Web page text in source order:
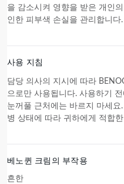
을 감소시켜 영향을 받은 개인
인한 피부색 손실을 관리합니다.
사용 지침
담당 의사의 지시에 따라
으로만 사용됩니다. 사용하기
눈꺼풀 근처에는 바르지 마세
병 상태에 따라 귀하에게 적합
베노퀸 크림의 부작용
흔한